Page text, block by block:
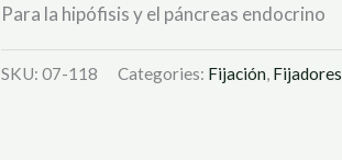
Para la hipófisis y el páncreas endocrino
SKU: 07-118 Categories: Fijación, Fijadores